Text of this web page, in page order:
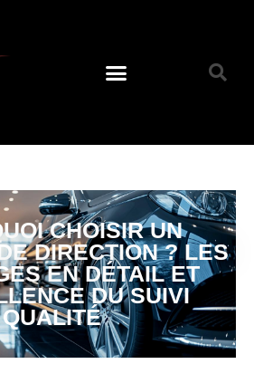
CHOISIR UN
DIRECTION ? LES
EN DÉTAIL ET
DU SUIVI
QUALITÉ